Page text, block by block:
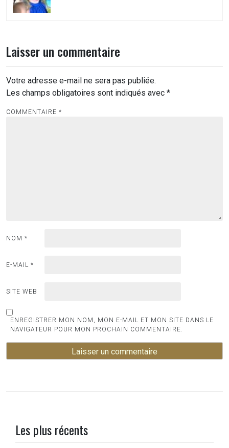
Laisser un commentaire
Votre adresse e-mail ne sera pas publiée.
Les champs obligatoires sont indiqués avec *
COMMENTAIRE *
NOM *
E-MAIL *
SITE WEB
ENREGISTRER MON NOM, MON E-MAIL ET MON SITE DANS LE
NAVIGATEUR POUR MON PROCHAIN COMMENTAIRE.
Les plus récents